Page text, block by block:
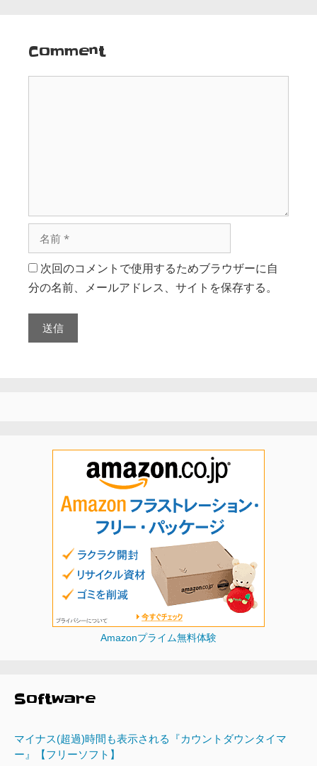
Comment
次回のコメントで使用するためブラウザーに自
分の名前、メールアドレス、サイトを保存する。
Amazonプライム無料体験
Software
マイナス(超過)時間も表示される『カウントダウンタイマ
ー』【フリーソフト】